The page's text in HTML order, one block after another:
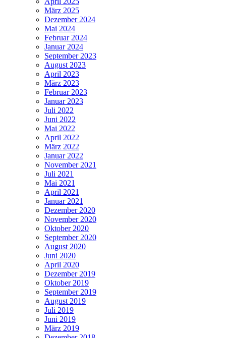
März 2025
Dezember 2024
Mai 2024
Februar 2024
Januar 2024
September 2023
August 2023
April 2023
März 2023
Februar 2023
Januar 2023
Juli 2022
Juni 2022
Mai 2022
April 2022
März 2022
Januar 2022
November 2021
Juli 2021
Mai 2021
April 2021
Januar 2021
Dezember 2020
November 2020
Oktober 2020
September 2020
August 2020
Juni 2020
April 2020
Dezember 2019
Oktober 2019
September 2019
August 2019
Juli 2019
Juni 2019
März 2019